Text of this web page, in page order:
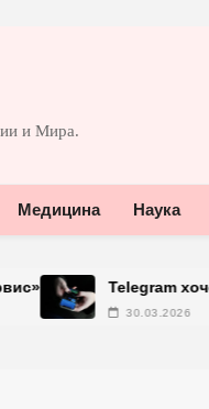
и Мира.
Медицина Наука
хочет